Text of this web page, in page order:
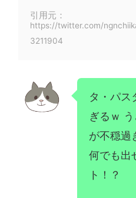
引用元：
https://twitter.com/
3211904
タ・パス
ぎるｗ
が不穏過
何でも出
ト！？